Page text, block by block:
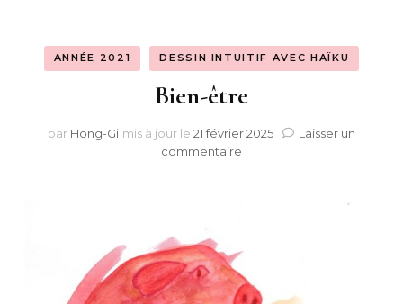
ANNÉE 2021 DESSIN INTUITIF AVEC HAÏKU
Bien-être
par Hong-Gi mis à jour le 21 février 2025
Laisser un
commentaire